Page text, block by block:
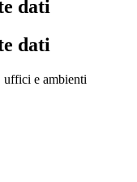
dati
dati
uffici e ambienti